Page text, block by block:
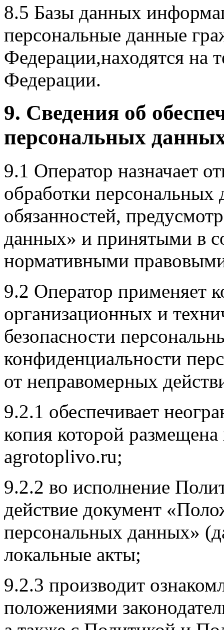
8.5 Базы данных
персональные данные
Федерации,находятся на
Федерации.
9. Сведения об
персональных
9.1 Оператор назначает
обработки
обязанностей,
данных» и принятыми в
нормативными
9.2 Оператор применяет
организационных и
безопасности
конфиденциальности
от неправомерных
9.2.1 обеспечивает
копия которой
agrotoplivo.ru;
9.2.2 во исполнение
действие документ
персональных данных»
локальные акты;
9.2.3 производит
положениями